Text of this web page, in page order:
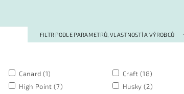
FILTR PODLE PARAMETRŮ, VLASTNOSTÍ A VÝROBCŮ
Canard (1) Craft(18)
High Point (7) Husky(2)